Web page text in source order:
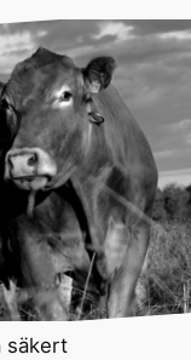
säkert